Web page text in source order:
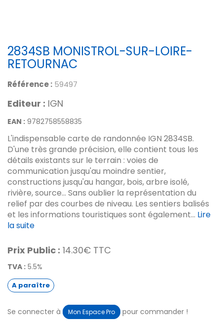
2834SB MONISTROL-SUR-LOIRE-
RETOURNAC
Référence : 59497
Editeur : IGN
EAN : 9782758558835
L'indispensable carte de randonnée IGN 2834SB.
D'une très grande précision, elle contient tous les
détails existants sur le terrain : voies de
communication jusqu'au moindre sentier,
constructions jusqu'au hangar, bois, arbre isolé,
rivière, source... Sans oublier la représentation du
relief par des courbes de niveau. Les sentiers balisés
et les informations touristiques sont également... Lire
la suite
Prix Public : 14.30€ TTC
TVA : 5.5%
A paraître
Se connecter à Mon Espace Pro pour commander !